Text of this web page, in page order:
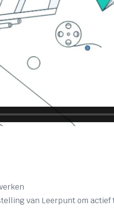
van Leerpunt om